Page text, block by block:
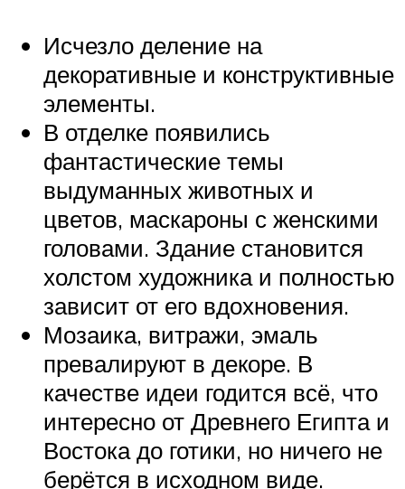
Исчезло деление на
декоративные и конструктивные
элементы.
В отделке появились
фантастические темы
выдуманных животных и
цветов, маскароны с женскими
головами. Здание становится
холстом художника и полностью
зависит от его вдохновения.
Мозаика, витражи, эмаль
превалируют в декоре. В
качестве идеи годится всё, что
интересно от Древнего Египта и
Востока до готики, но ничего не
берётся в исходном виде.